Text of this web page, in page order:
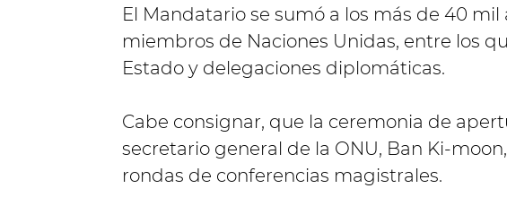
El Mandatario se sumó a los más de 40 mil
miembros de Naciones Unidas, entre los
Estado y delegaciones diplomáticas.
Cabe consignar, que la ceremonia de
secretario general de la ONU, Ban Ki-
rondas de conferencias magistrales.